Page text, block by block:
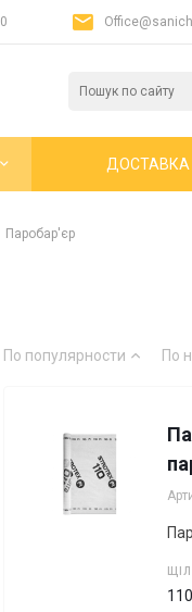
ДОСТАВКА
Паробар'єр
По популярности По